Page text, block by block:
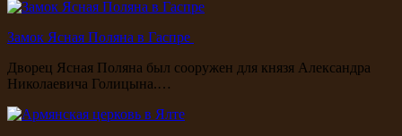
Замок Ясная Поляна в Гаспре
Дворец Ясная Поляна был сооружен для князя Александра
Николаевича Голицына.…